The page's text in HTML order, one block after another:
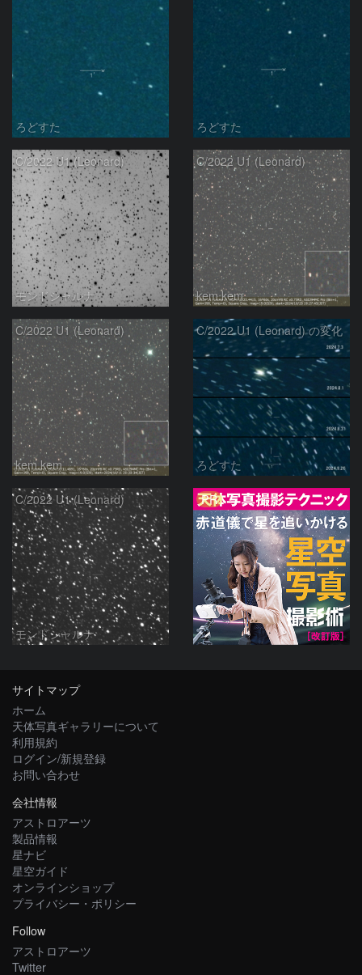
ろどすた ろどすた
C/2022 U1 (Leonard)
モンドシャルナ
C/2022 U1 (Leonard)
kem.kem
C/2022 U1 (Leonard)
kem.kem
C/2022 U1 (Leonard) の変化
ろどすた
C/2022 U1 (Leonard)
モンドシャルナ
PR
サイトマップ
ホーム
天体写真ギャラリーについて
利用規約
ログイン/新規登録
お問い合わせ
会社情報
アストロアーツ
製品情報
星ナビ
星空ガイド
オンラインショップ
プライバシー・ポリシー
Follow
アストロアーツ
Twitter